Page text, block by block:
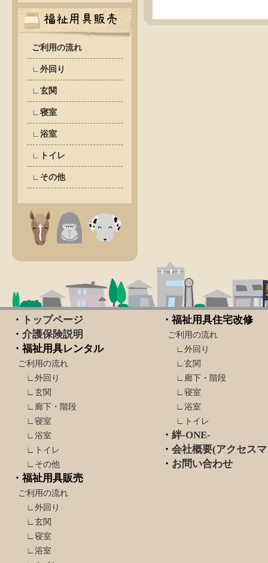
ご利用の流れ
∟外回り
∟玄関
∟寝室
∟浴室
∟トイレ
∟その他
・
トップページ
・ 介護保険説明
・福祉用具レンタル
ご利用の流れ
∟外回り
∟玄関
∟廊下・階段
∟寝室
∟浴室
∟トイレ
∟その他
・福祉用具販売
ご利用の流れ
∟外回り
∟玄関
∟寝室
∟浴室
・福祉用具住宅改修
ご利用の流れ
∟外回り
∟玄関
∟廊下・階段
∟寝室
∟浴室
∟トイレ
・ 絆-ONE-
・ 会社概要(アクセス
・ お問い合わせ